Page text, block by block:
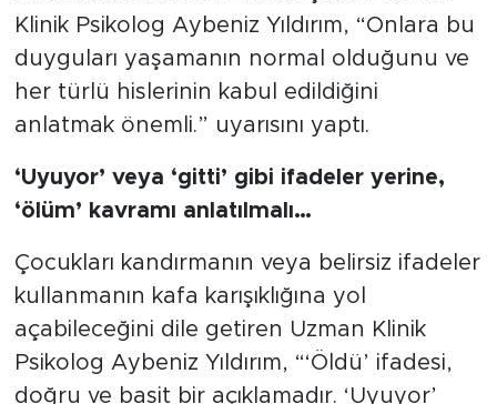
hissedebileceklerine dikkat çeken Uzman
Klinik Psikolog Aybeniz Yıldırım, “Onlara bu
duyguları yaşamanın normal olduğunu ve
her türlü hislerinin kabul edildiğini
‘Uyuyor’ veya ‘gitti’ gibi ifadeler yerine,
Çocukları kandırmanın veya belirsiz ifadeler
kullanmanın kafa karışıklığına yol
açabileceğini dile getiren Uzman Klinik
Psikolog Aybeniz Yıldırım, “‘Öldü’ ifadesi,